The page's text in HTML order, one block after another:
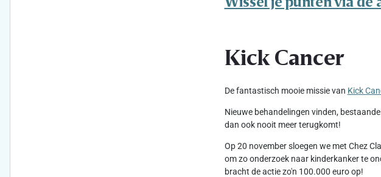
Kick Cancer
De fantastisch mooie missie van Kick
Nieuwe behandelingen vinden,
dan ook nooit meer terugkomt!
Op 20 november sloegen we met Chez
om zo onderzoek naar kinderkanker te
bracht de actie zo'n 100.000 euro op!